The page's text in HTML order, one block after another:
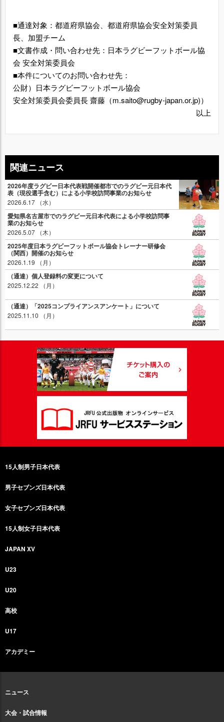
■通達対象：都道府県協会、都道府県協会安全対策委員
長、加盟チーム
■文書作成・問い合わせ先：日本ラグビーフットボール協
会 安全対策委員会
■本件についてのお問い合わせ先：
公財）日本ラグビーフットボール協会
安全対策委員会委員長 齋藤（m.saito@rugby-japan.or.jp)）
以上
関連ニュース
2026年度ラグビー日本代表戦開催都市でのラグビー元日本代
表（現役選手含む）による小学校訪問事業のお知らせ
2026.6.17 （水）
愛知県名古屋市でのラグビー元日本代表による小学校訪問事
業のお知らせ
2026.5.07 （木）
2025年度日本ラグビーフットボール協会トレーナー研修会
（関西）開催のお知らせ
2026.1.19 （月）
（通達）個人登録料の変更について
2025.12.22 （月）
（通達）「2025コンプライアンスアンケート」について
2025.11.10 （月）
15人制男子日本代表
男子セブンズ日本代表
女子セブンズ日本代表
15人制女子日本代表
JAPAN XV
U23
U20
高校
U17
アカデミー
ニュース
大会・試合情報